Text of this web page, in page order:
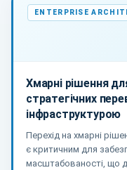
ENTERPRISE
Хмарні рішення
стратегічних
інфраструктурою
Перехід на хмарні
є критичним для
масштабованості, що